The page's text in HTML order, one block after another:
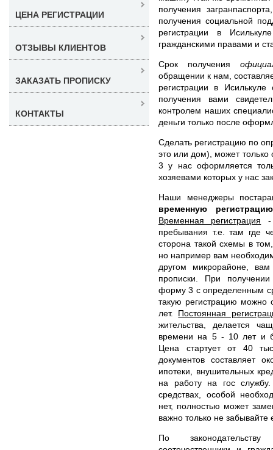
получения
получения социальной
регистрации в
гражданскими правами и
Срок получения
обращении к нам,
регистрации в
получения вами
контролем наших
деньги только после
Сделать регистрацию по
это или дом), может
3 у нас оформляется
хозяевами которых у нас
Наши менеджеры
временную
Временная регистрация -
пребывания т.е. там где
сторона такой схемы в
но например вам
другом микрорайоне,
прописки. При
форму 3 с определенным
такую регистрацию
лет. Постоянная
жительства, делается
времени на 5 - 10 лет и
Цена стартует от 40
документов составляет
ипотеки, внушительных
на работу на гос
средствах, особой
нет, полностью может
важно только не
По
ЦЕНА РЕГИСТРАЦИИ
ОТЗЫВЫ КЛИЕНТОВ
ЗАКАЗАТЬ ПРОПИСКУ
КОНТАКТЫ